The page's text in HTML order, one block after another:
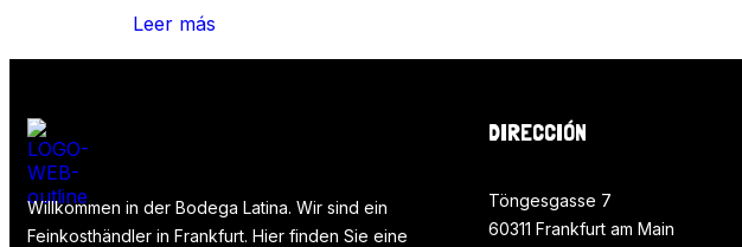
Leer más
Willkommen in der Bodega Latina. Wir sind ein
Feinkosthändler in Frankfurt. Hier finden Sie eine
DIRECCIÓN
Töngesgasse 7
60311 Frankfurt am Main